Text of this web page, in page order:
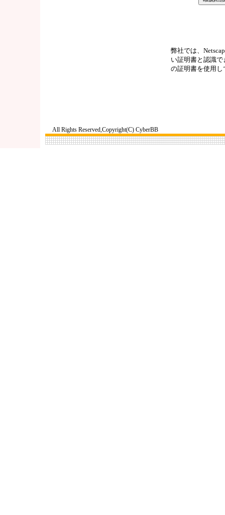
弊社では、
い証明書と認識で
の証明書を使用し
All Rights Reserved,Copyright(C) CyberBB